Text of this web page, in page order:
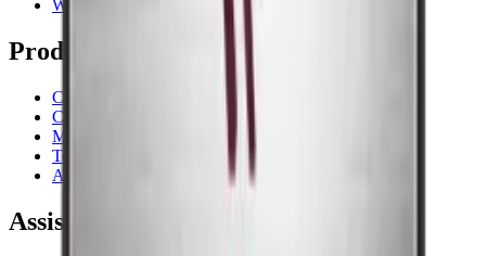
Wiki
Produits
Cave à vin
Casier á vin
Meubles à vin
Tonneau
Accessoires pour le vin
Assistance